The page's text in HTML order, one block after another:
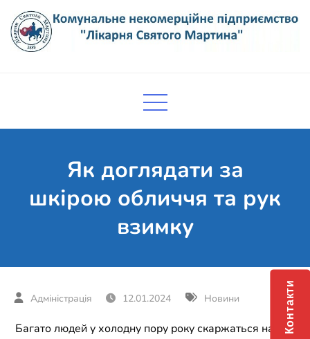
content
підприємство "Лікарня Святого
Як доглядати за
шкірою обличчя та рук
взимку
12.01.2024 Новини
Багато людей у холодну пору року скаржаться на
Контакти